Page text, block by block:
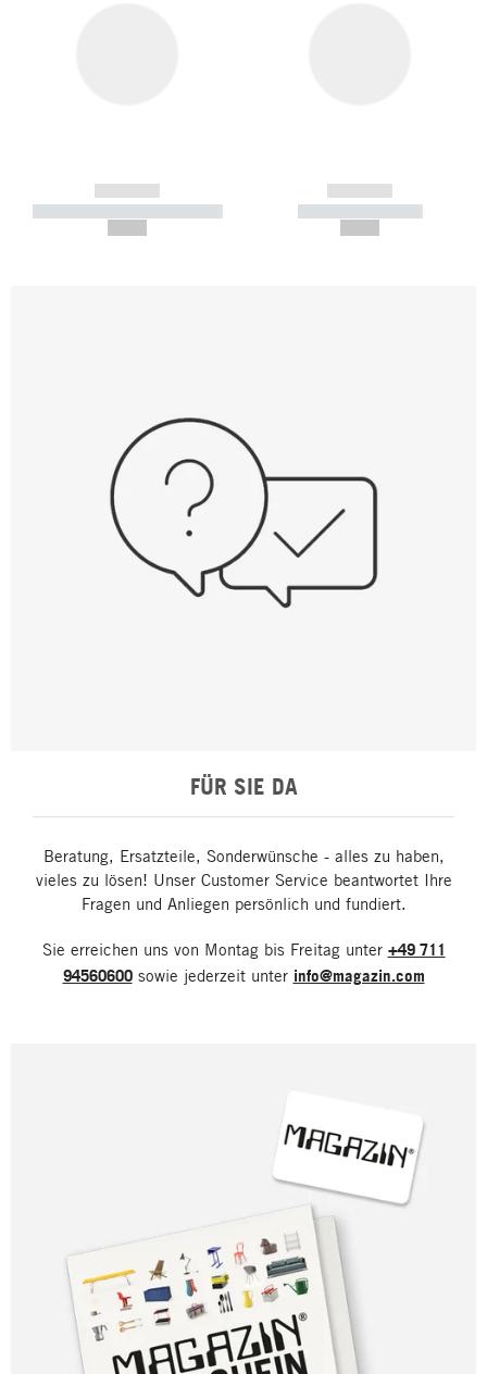
------------
----------- ----------- -----------
------------
----------- -----------
FÜR SIE DA
Beratung, Ersatzteile, Sonderwünsche - alles zu haben,
vieles zu lösen! Unser Customer Service beantwortet Ihre
Fragen und Anliegen persönlich und fundiert.
Sie erreichen uns von Montag bis Freitag unter +49 711
94560600sowie jederzeit unter info@magazin.com